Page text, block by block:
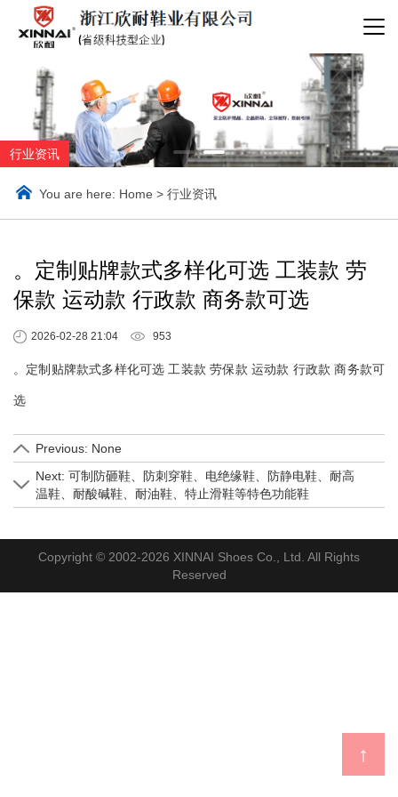
行业资讯
You are here: Home > 行业资讯
。定制贴牌款式多样化可选 工装款 劳
保款 运动款 行政款 商务款可选
2026-02-28 21:04 953
。定制贴牌款式多样化可选 工装款 劳保款 运动款 行政款 商务款可
选
Previous: None
Next: 可制防砸鞋、防刺穿鞋、电绝缘鞋、防静电鞋、耐高
温鞋、耐酸碱鞋、耐油鞋、特止滑鞋等特色功能鞋
↑
Copyright © 2002-2026 XINNAI Shoes Co., Ltd. All Rights
Reserved